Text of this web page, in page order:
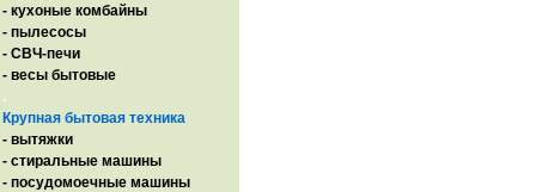
- кухоные комбайны
- пылесосы
- СВЧ-печи
- весы бытовые
.
Крупная бытовая техника
- вытяжки
- стиральные машины
- посудомоечные машины